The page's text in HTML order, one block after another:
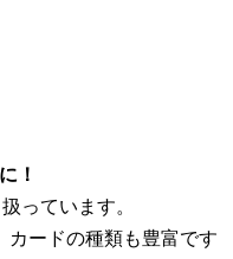
！
っています。
カードの種類も豊富です